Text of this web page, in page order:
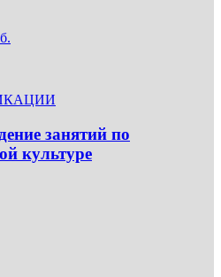
занятий по
культуре